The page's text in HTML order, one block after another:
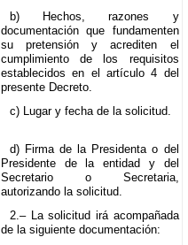
b) Hechos, razones y
documentación que fundamenten
su pretensión y acrediten el
cumplimiento de los requisitos
establecidos en el artículo 4 del
presente Decreto.
c) Lugar y fecha de la solicitud.
d) Firma de la Presidenta o del
Presidente de la entidad y del
Secretario o Secretaria,
autorizando la solicitud.
2.– La solicitud irá acompañada
de la siguiente documentación: